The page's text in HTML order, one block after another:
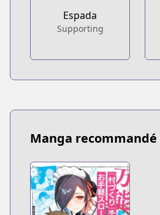
Espada
Supporting
Manga recommandé